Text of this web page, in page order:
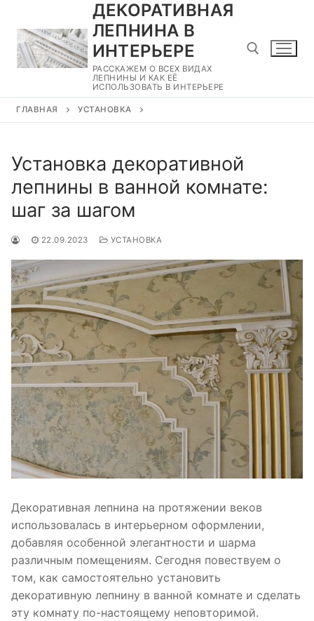
содержимому
ДЕКОРАТИВНАЯ
ЛЕПНИНА В
ИНТЕРЬЕРЕ
РАССКАЖЕМ О ВСЕХ ВИДАХ
ЛЕПНИНЫ И КАК ЕЁ
ИСПОЛЬЗОВАТЬ В ИНТЕРЬЕРЕ
ГЛАВНАЯ УСТАНОВКА
Установка декоративной
лепнины в ванной комнате:
шаг за шагом
22.09.2023 УСТАНОВКА
Декоративная лепнина на протяжении веков
использовалась в интерьерном оформлении,
добавляя особенной элегантности и шарма
различным помещениям. Сегодня повествуем о
том, как самостоятельно установить
декоративную лепнину в ванной комнате и сделать
эту комнату по-настоящему неповторимой.